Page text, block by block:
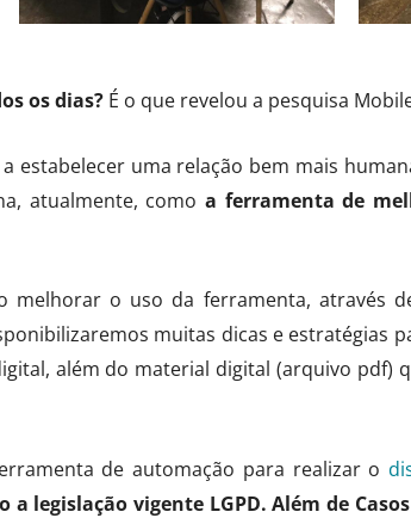
os dias? É o que revelou a pesquisa
uma relação bem mais
atualmente, comoa ferramenta de
melhorar o uso da ferramenta, através
muitas dicas e estratégias
além do material digital (arquivo pdf)
de automação para realizar o
a legislação vigente LGPD. Além de